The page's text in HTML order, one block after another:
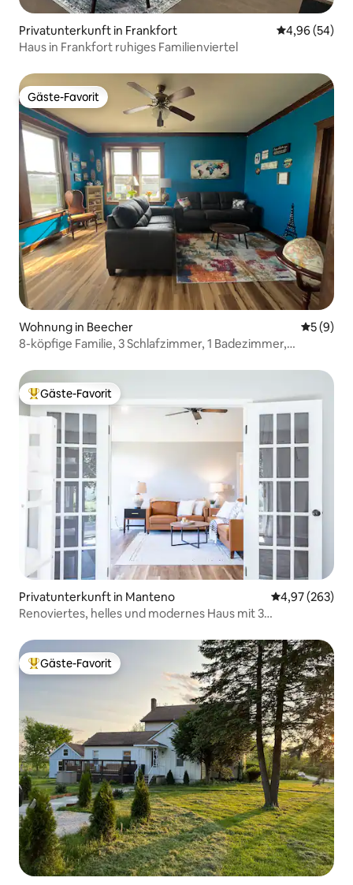
Privatunterkunft in Frankfort
4,96 (54)
Haus in Frankfort ruhiges Familienviertel
Gäste-Favorit
Gäste-Favorit
Wohnung in Beecher
5 (9)
8-köpfige Familie, 3 Schlafzimmer, 1 Badezimmer,
Beliebter Gäste-Favorit.
Gäste-Favorit
Privatunterkunft in Manteno
4,97 (263)
Renoviertes, helles und modernes Haus mit 3
Beliebter Gäste-Favorit.
Gäste-Favorit